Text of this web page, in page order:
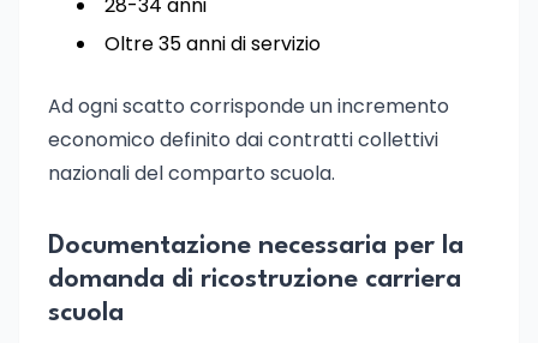
Oltre 35 anni di servizio
Ad ogni scatto corrisponde un incremento
economico definito dai contratti collettivi
nazionali del comparto scuola.
Documentazione necessaria per la
domanda di ricostruzione carriera
scuola